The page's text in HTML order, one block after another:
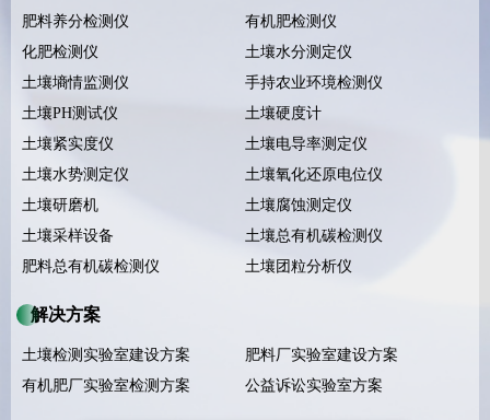
肥料养分检测仪
有机肥检测仪
化肥检测仪
土壤水分测定仪
土壤墒情监测仪
手持农业环境检测仪
土壤PH测试仪
土壤硬度计
土壤紧实度仪
土壤电导率测定仪
土壤水势测定仪
土壤氧化还原电位仪
土壤研磨机
土壤腐蚀测定仪
土壤采样设备
土壤总有机碳检测仪
肥料总有机碳检测仪
土壤团粒分析仪
解决方案
土壤检测实验室建设方案
肥料厂实验室建设方案
有机肥厂实验室检测方案
公益诉讼实验室方案